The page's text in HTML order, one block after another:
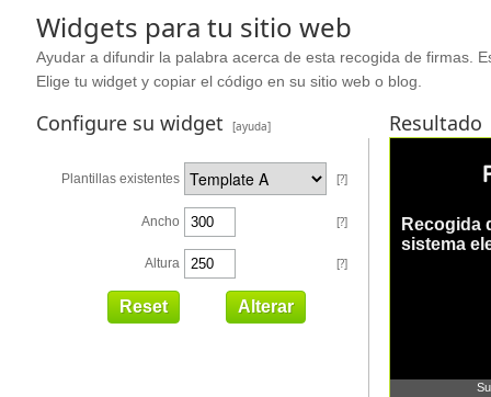
Widgets para tu sitio web
Ayudar a difundir la palabra acerca de esta recogida de firmas.
Elige tu widget y copiar el código en su sitio web o blog.
Configure su widget [ayuda] Resultado
Plantillas existentes [?]
Ancho [?]
Altura [?]